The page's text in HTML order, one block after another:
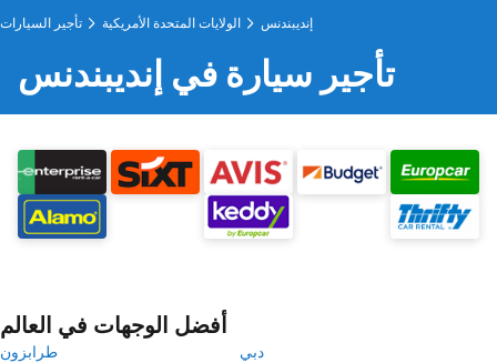
تأجير السيارات الولايات المتحدة الأمريكية إنديبندنس
تأجير سيارة في إنديبندنس
أفضل الوجهات في العالم
طرابزون
دبي